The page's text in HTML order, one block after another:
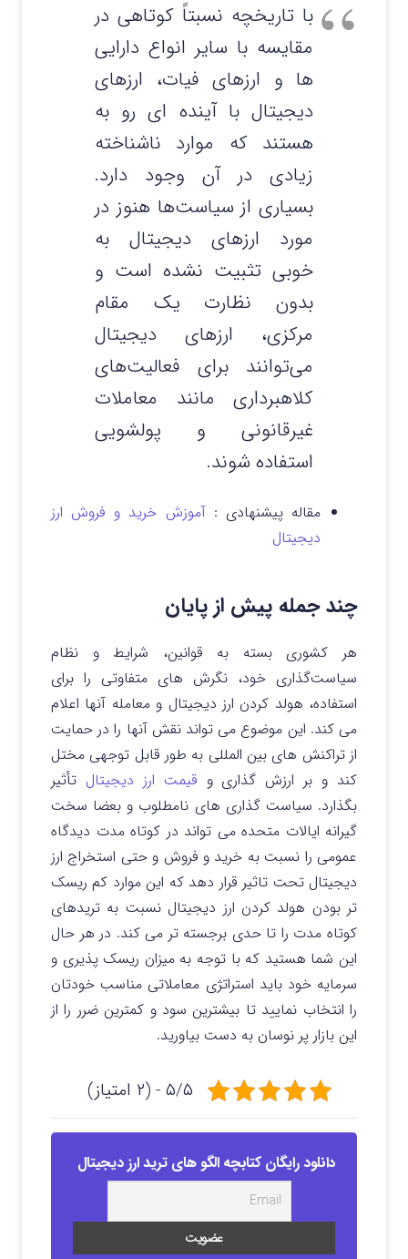
با تاریخچه نسبتاً کوتاهی در
مقایسه با سایر انواع دارایی
ها و ارزهای فیات، ارزهای
دیجیتال با آینده ای رو به
هستند که موارد ناشناخته
زیادی در آن وجود دارد.
بسیاری از سیاست‌ها هنوز در
مورد ارزهای دیجیتال به
خوبی تثبیت نشده است و
بدون نظارت یک مقام
مرکزی، ارزهای دیجیتال
می‌توانند برای فعالیت‌های
کلاهبرداری مانند معاملات
غیرقانونی و پولشویی
استفاده شوند.
مقاله پیشنهادی :آموزش خرید و فروش ارز
دیجیتال
چند جمله پیش از پایان
هر کشوری بسته به قوانین، شرایط و نظام
سیاست‌گذاری خود، نگرش های متفاوتی را برای
استفاده، هولد کردن ارز دیجیتال و معامله آنها اعلام
می کند. این موضوع می تواند نقش آنها را در حمایت
از تراکنش های بین المللی به طور قابل توجهی مختل
کند و بر ارزش گذاری و قیمت ارز دیجیتال تأثیر
بگذارد. سیاست گذاری های نامطلوب و بعضا سخت
گیرانه ایالات متحده می تواند در کوتاه مدت دیدگاه
عمومی را نسبت به خرید و فروش و حتی استخراج ارز
دیجیتال تحت تاثیر قرار دهد که این موارد کم ریسک
تر بودن هولد کردن ارز دیجیتال نسبت به تریدهای
کوتاه مدت را تا حدی برجسته تر می کند. در هر حال
این شما هستید که با توجه به میزان ریسک پذیری و
سرمایه خود باید استراتژی معاملاتی مناسب خودتان
را انتخاب نمایید تا بیشترین سود و کمترین ضرر را از
این بازار پر نوسان به دست بیاورید.
۵/۵ - (۲ امتیاز)
دانلود رایگان کتابچه الگو های ترید ارز دیجیتال